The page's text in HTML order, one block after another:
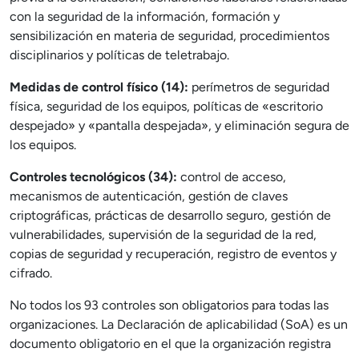
con la seguridad de la información, formación y
sensibilización en materia de seguridad, procedimientos
disciplinarios y políticas de teletrabajo.
Medidas de control físico (14): perímetros de seguridad
física, seguridad de los equipos, políticas de «escritorio
despejado» y «pantalla despejada», y eliminación segura de
los equipos.
Controles tecnológicos (34): control de acceso,
mecanismos de autenticación, gestión de claves
criptográficas, prácticas de desarrollo seguro, gestión de
vulnerabilidades, supervisión de la seguridad de la red,
copias de seguridad y recuperación, registro de eventos y
cifrado.
No todos los 93 controles son obligatorios para todas las
organizaciones. La Declaración de aplicabilidad (SoA) es un
documento obligatorio en el que la organización registra